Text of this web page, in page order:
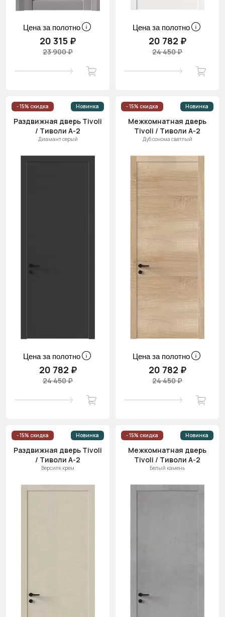
Цена за полотно
20 315 ₽
23 900 ₽
Цена за полотно
20 782 ₽
24 450 ₽
- 15% скидка Новинка
Раздвижная дверь Tivoli
/ Тиволи А-2
Диамант серый
Цена за полотно
20 782 ₽
24 450 ₽
- 15% скидка Новинка
Межкомнатная дверь
Tivoli / Тиволи А-2
Дуб сонома светлый
Цена за полотно
20 782 ₽
24 450 ₽
- 15% скидка Новинка
Раздвижная дверь Tivoli
/ Тиволи А-2
Версилк крем
- 15% скидка Новинка
Межкомнатная дверь
Tivoli / Тиволи А-2
Белый камень